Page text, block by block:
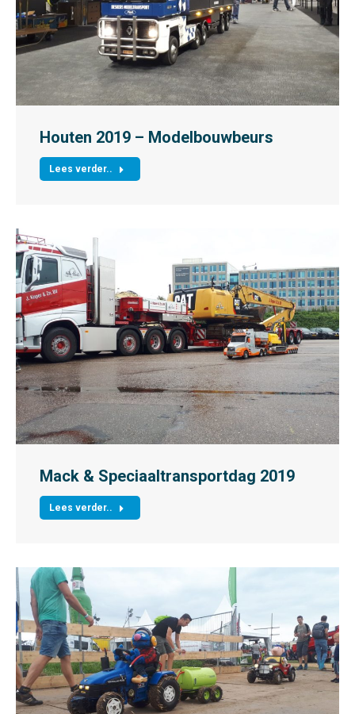
Houten 2019 – Modelbouwbeurs
Lees verder..
Mack & Speciaaltransportdag 2019
Lees verder..